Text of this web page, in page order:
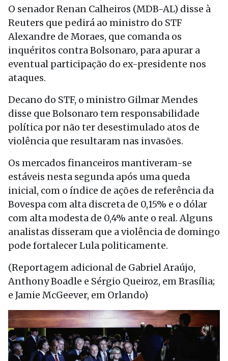
O senador Renan Calheiros (MDB-AL) disse à
Reuters que pedirá ao ministro do STF
Alexandre de Moraes, que comanda os
inquéritos contra Bolsonaro, para apurar a
eventual participação do ex-presidente nos
ataques.
Decano do STF, o ministro Gilmar Mendes
disse que Bolsonaro tem responsabilidade
política por não ter desestimulado atos de
violência que resultaram nas invasões.
Os mercados financeiros mantiveram-se
estáveis nesta segunda após uma queda
inicial, com o índice de ações de referência da
Bovespa com alta discreta de 0,15% e o dólar
com alta modesta de 0,4% ante o real. Alguns
analistas disseram que a violência de domingo
pode fortalecer Lula politicamente.
(Reportagem adicional de Gabriel Araújo,
Anthony Boadle e Sérgio Queiroz, em Brasília;
e Jamie McGeever, em Orlando)